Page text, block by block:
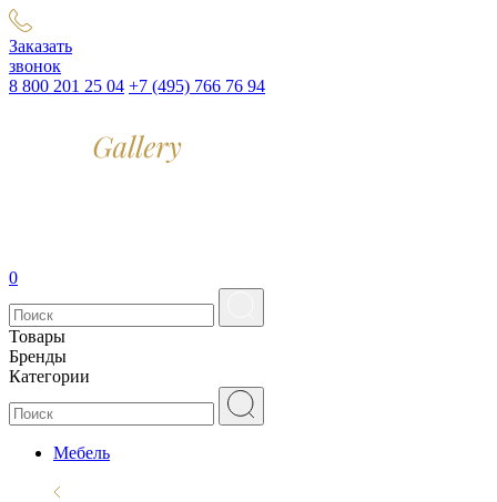
Заказать
звонок
8 800 201 25 04 +7 (495) 766 76 94
0
Товары
Бренды
Категории
Мебель